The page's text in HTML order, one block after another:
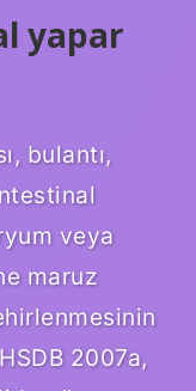
yapar
bulantı,
veya
maruz
2007a,